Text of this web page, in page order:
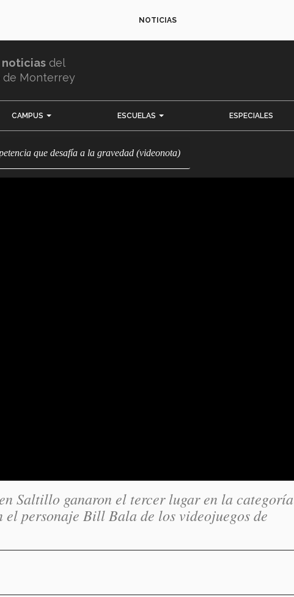
NOTICIAS
noticias del
de Monterrey
CAMPUS ESCUELAS ESPECIALES
que desafía a la gravedad (videonota)
Saltillo ganaron el tercer lugar en la categoría
personaje Bill Bala de los videojuegos de